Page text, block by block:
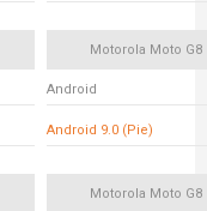
Motorola Moto G8
Android
Android 9.0 (Pie)
Motorola Moto G8